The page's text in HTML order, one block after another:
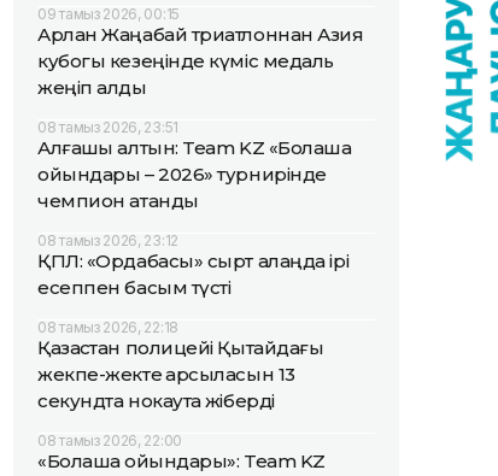
09 тамыз 2026, 00:15
Арлан Жаңабай триатлоннан Азия
кубогы кезеңінде күміс медаль
жеңіп алды
08 тамыз 2026, 23:51
Алғашқы алтын: Team KZ «Болашақ
ойындары – 2026» турнирінде
чемпион атанды
08 тамыз 2026, 23:12
ҚПЛ: «Ордабасы» сырт алаңда ірі
есеппен басым түсті
08 тамыз 2026, 22:18
Қазақстан полицейі Қытайдағы
жекпе-жекте қарсыласын 13
секундта нокаутқа жіберді
08 тамыз 2026, 22:00
«Болашақ ойындары»: Team KZ